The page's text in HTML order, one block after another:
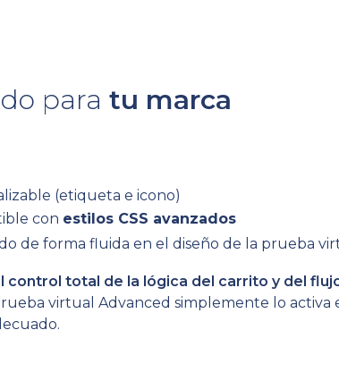
para tu marca
(etiqueta e icono)
con estilos CSS avanzados
de forma fluida en el diseño de la prueba
control total de la lógica del carrito y del
virtual Advanced simplemente lo activa